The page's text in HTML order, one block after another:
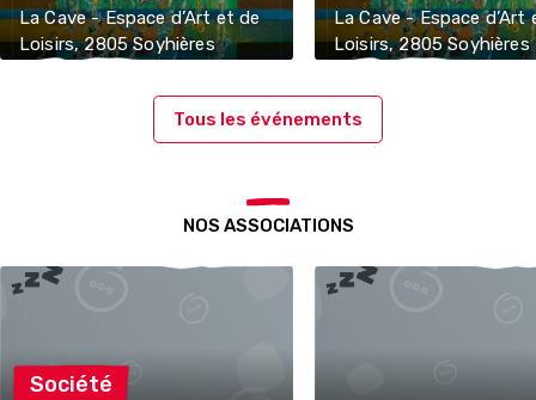
La Cave - Espace d’Art et de
Loisirs, 2805 Soyhières
La Cave - Espace d’Art
Loisirs, 2805 Soyhières
Tous les événements
NOS ASSOCIATIONS
Société